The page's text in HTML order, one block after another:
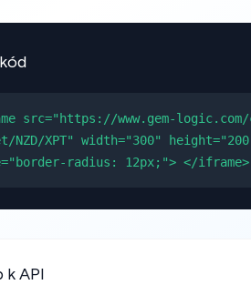
src="https://www.gem-
NZD/XPT" width="300"
radius: 12px;"> </iframe>
k API